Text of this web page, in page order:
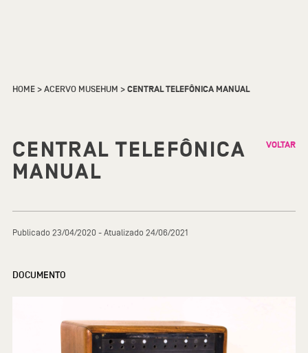
HOME>ACERVO MUSEHUM >CENTRAL TELEFÔNICA MANUAL
CENTRAL TELEFÔNICA
MANUAL
VOLTAR
Publicado 23/04/2020 - Atualizado 24/06/2021
DOCUMENTO